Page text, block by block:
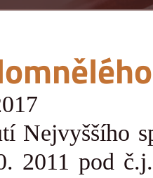
Nejvyššího
2011 pod